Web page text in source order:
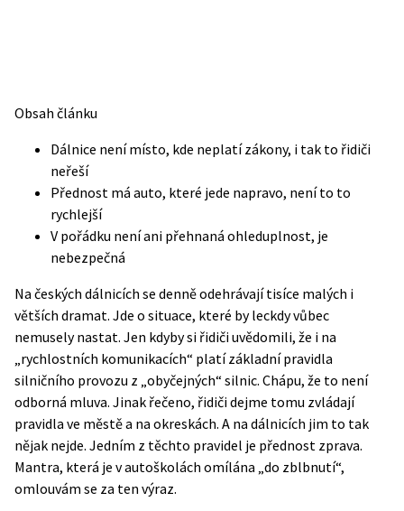
Obsah článku
Dálnice není místo, kde neplatí zákony, i tak to řidiči
neřeší
Přednost má auto, které jede napravo, není to to
rychlejší
V pořádku není ani přehnaná ohleduplnost, je
nebezpečná
Na českých dálnicích se denně odehrávají tisíce malých i
větších dramat. Jde o situace, které by leckdy vůbec
nemusely nastat. Jen kdyby si řidiči uvědomili, že i na
„rychlostních komunikacích“ platí základní pravidla
silničního provozu z „obyčejných“ silnic. Chápu, že to není
odborná mluva. Jinak řečeno, řidiči dejme tomu zvládají
pravidla ve městě a na okreskách. A na dálnicích jim to tak
nějak nejde. Jedním z těchto pravidel je přednost zprava.
Mantra, která je v autoškolách omílána „do zblbnutí“,
omlouvám se za ten výraz.